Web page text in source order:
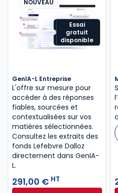
Essai
gratuit
disponible
NOUVEAU
GenIA-L Entreprise
L'offre sur mesure pour
accéder à des réponses
fiables, sourcées et
contextualisées sur vos
matières sélectionnées.
Consultez les extraits des
fonds Lefebvre Dalloz
directement dans GenIA-
L.
291,00 € HT